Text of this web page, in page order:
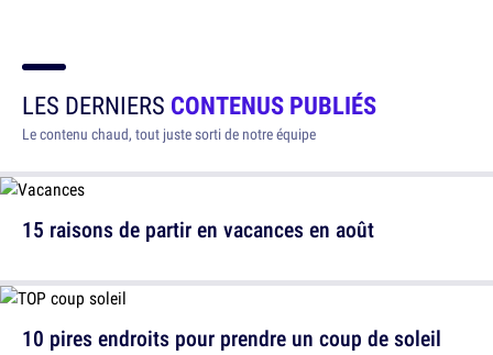
LES DERNIERS CONTENUS PUBLIÉS
Le contenu chaud, tout juste sorti de notre équipe
15 raisons de partir en vacances en août
10 pires endroits pour prendre un coup de soleil